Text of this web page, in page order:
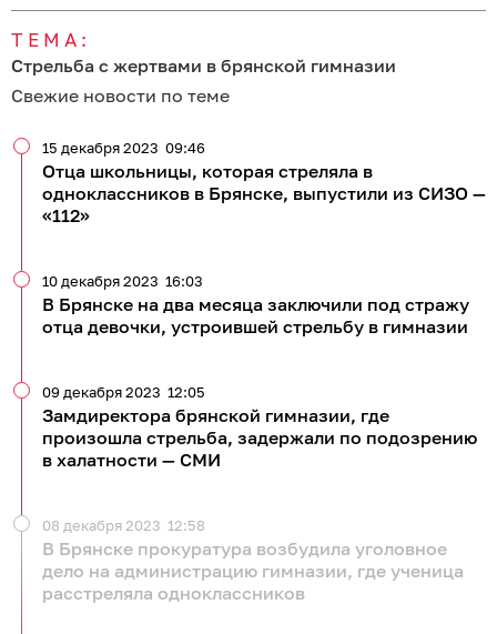
ТЕМА:
Стрельба с жертвами в брянской гимназии
Свежие новости по теме
Отца школьницы, которая стреляла в
одноклассников в Брянске, выпустили из СИЗО —
«112»
15 декабря 2023 09:46
В Брянске на два месяца заключили под стражу
отца девочки, устроившей стрельбу в гимназии
10 декабря 2023 16:03
Замдиректора брянской гимназии, где
произошла стрельба, задержали по подозрению
в халатности — СМИ
09 декабря 2023 12:05
В Брянске прокуратура возбудила уголовное
дело на администрацию гимназии, где ученица
расстреляла одноклассников
08 декабря 2023 12:58